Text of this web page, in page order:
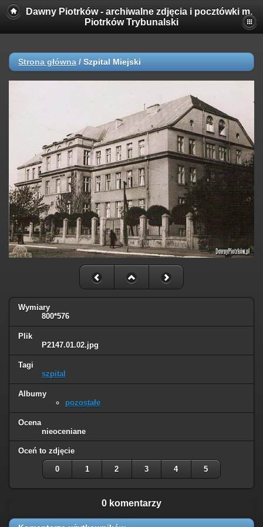
Dawny Piotrków - archiwalne zdjęcia i pocztówki m.
Piotrków Trybunalski
Strona główna / Szpital Miejski
Wymiary
800*576
Plik
P2147.01.02.jpg
Tagi
szpital
Albumy
pozostałe
Ocena
nieoceniane
Oceń to zdjęcie
0 1 2 3 4 5
0 komentarzy